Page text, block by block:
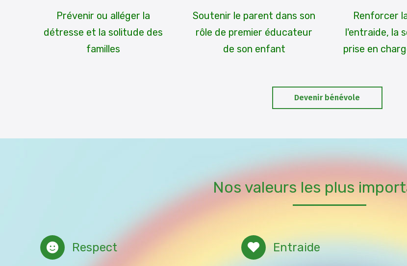
Prévenir ou alléger la
détresse et la solitude des
familles
Soutenir le parent dans son
rôle de premier éducateur
de son enfant
Renforcer
l'entraide, la
prise en
Devenir bénévole
Nos valeurs les plus
Respect Entraide